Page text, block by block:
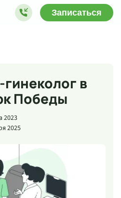
Записаться
в
Победы
2023
2025